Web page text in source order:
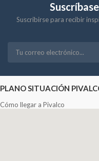
Suscribirse para recibir
PLANO SITUACIÓN
Cómo llegar a Pivalco